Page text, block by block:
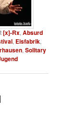
[x]-Rx,Absurd
, Eisfabrik,
,Solitary